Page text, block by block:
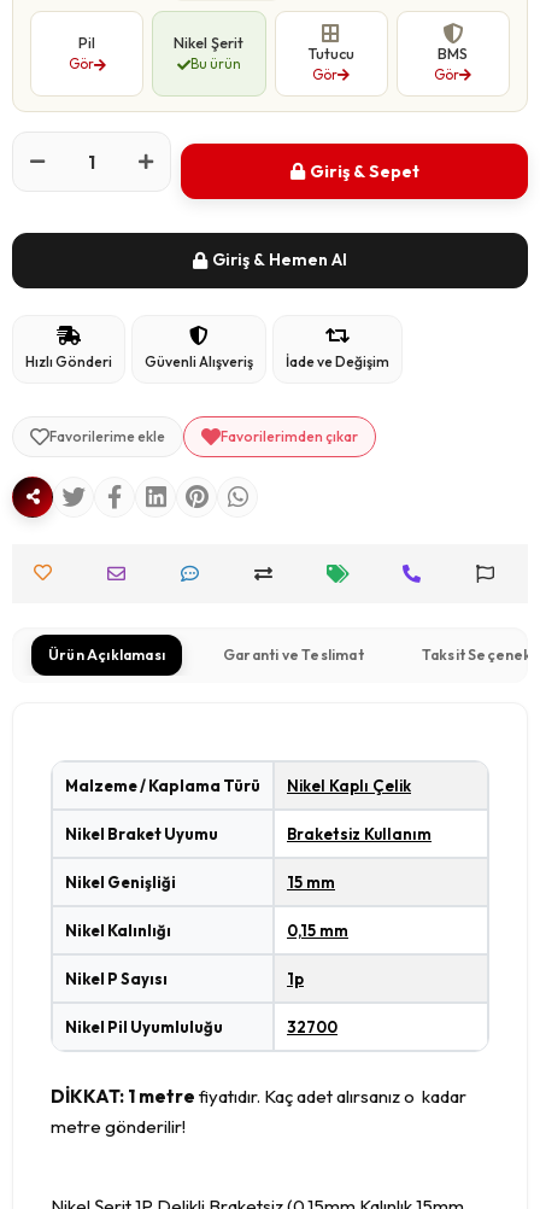
Pil
Gör
Nikel Şerit
Bu ürün
Tutucu
Gör
BMS
Gör
Giriş & Sepet
Giriş & Hemen Al
Hızlı Gönderi Güvenli Alışveriş İade ve Değişim
Favorilerime ekle Favorilerimden çıkar
Ürün Açıklaması Garanti ve Teslimat Taksit
Malzeme / Kaplama Türü Nikel Kaplı Çelik
Nikel Braket Uyumu Braketsiz Kullanım
Nikel Genişliği 15 mm
Nikel Kalınlığı 0,15 mm
Nikel P Sayısı 1p
Nikel Pil Uyumluluğu 32700
DİKKAT: 1 metre fiyatıdır. Kaç adet alırsanız o kadar
metre gönderilir!